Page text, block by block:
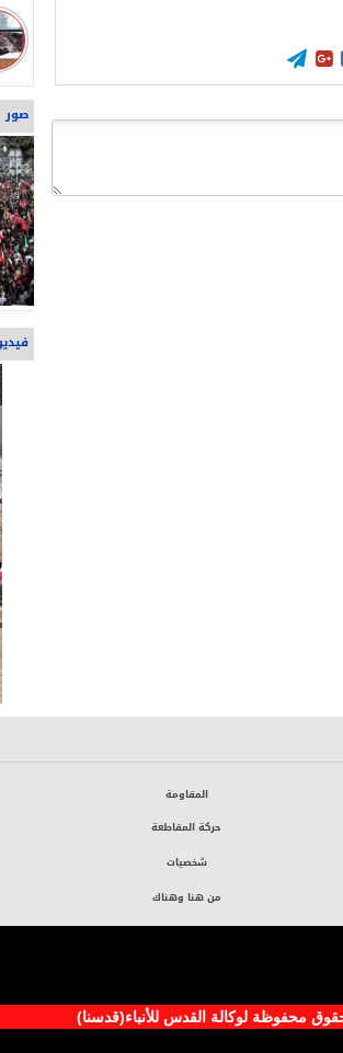
 
صور
المقاومة
حركة المقاطعة
شخصيات
من هنا وهناك
محفوظة لوکالة القدس للأنباء(قدسنا)